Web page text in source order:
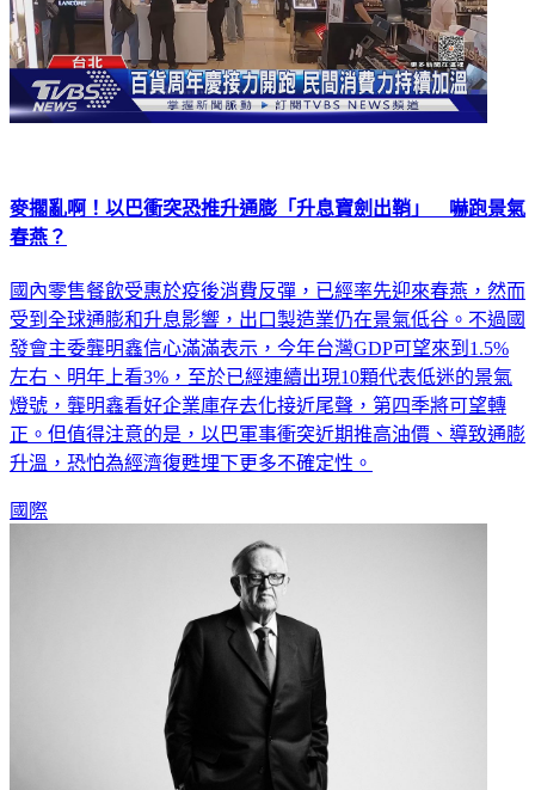
麥擱亂啊！以巴衝突恐推升通膨「升息寶劍出鞘」 嚇跑景氣
春燕？
國內零售餐飲受惠於疫後消費反彈，已經率先迎來春燕，然而
受到全球通膨和升息影響，出口製造業仍在景氣低谷。不過國
發會主委龔明鑫信心滿滿表示，今年台灣GDP可望來到1.5%
左右、明年上看3%，至於已經連續出現10顆代表低迷的景氣
燈號，龔明鑫看好企業庫存去化接近尾聲，第四季將可望轉
正。但值得注意的是，以巴軍事衝突近期推高油價、導致通膨
升溫，恐怕為經濟復甦埋下更多不確定性。
國際